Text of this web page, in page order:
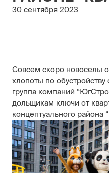
30 сентября 2023
Совсем скоро новоселы
хлопоты по
группа компаний
дольщикам ключи от
концептуального района